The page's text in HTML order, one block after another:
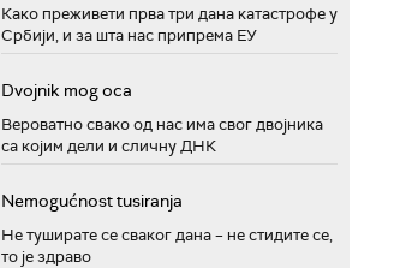
Како преживети прва три дана катастрофе у
Србији, и за шта нас припрема ЕУ
Dvojnik mog oca
Вероватно свако од нас има свог двојника
са којим дели и сличну ДНК
Nemogućnost tusiranja
Не туширате се сваког дана – не стидите се,
то је здраво